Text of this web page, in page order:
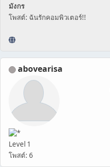
มังกร
โพสต์: ฉันรักคอมพิวเตอร์!!
abovearisa
Level 1
โพสต์: 6